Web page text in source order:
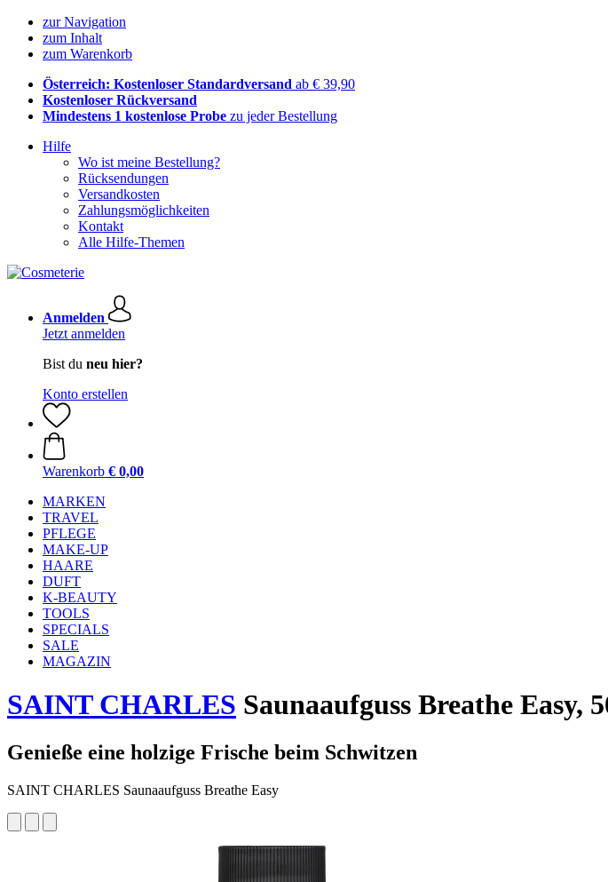
zur Navigation
zum Inhalt
zum Warenkorb
Österreich: Kostenloser Standardversand ab € 39,90
Kostenloser Rückversand
Mindestens 1 kostenlose Probe zu jeder Bestellung
Hilfe
Wo ist meine Bestellung?
Rücksendungen
Versandkosten
Zahlungsmöglichkeiten
Kontakt
Alle Hilfe-Themen
Anmelden
Jetzt anmelden
Bist du neu hier?
Konto erstellen
Warenkorb € 0,00
MARKEN
TRAVEL
PFLEGE
MAKE-UP
HAARE
DUFT
K-BEAUTY
TOOLS
SPECIALS
SALE
MAGAZIN
SAINT CHARLES Saunaaufguss Breathe Easy,
Genieße eine holzige Frische beim Schwitzen
SAINT CHARLES Saunaaufguss Breathe Easy